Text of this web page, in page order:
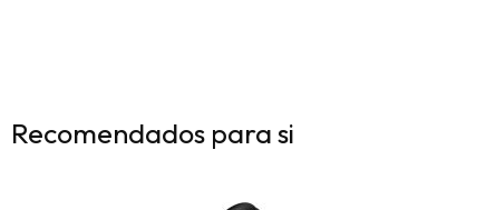
Recomendados para si